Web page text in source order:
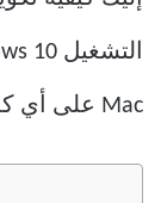
Mac على أي كمبيوتر محمول.